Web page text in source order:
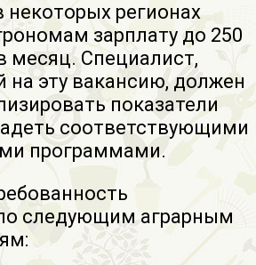
некоторых регионах
зарплату до 250
месяц. Специалист,
на эту вакансию, должен
показатели
соответствующими
программами.
следующим аграрным